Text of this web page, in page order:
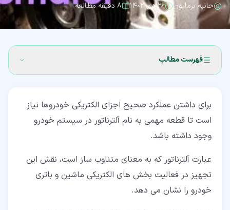
حانیه برمایون ۲۶ دی ۱۴۰۲ ۸ دقیقه مطالعه
فهرست مطالب
۲‏- تاریخچه آلترناتورها
۳‏- اجزای آلترناتور و عملکرد آن ها
۳‏-‏۲‏- تنظیم کننده یا رگولاتور (Regulator)
۳‏-‏۳‏- استاتور (Stator)
برای داشتن عملکرد صحیح اجزای الکتریکی خودروها نیاز
است تا قطعه مهمی به نام آلترناتور در سیستم خودرو
وجود داشته باشد.
عبارت آلترناتور که به معنای متناوب ساز است، نقش این
تجهیز در فعالیت بخش های الکتریکی ماشین و باتری
خودرو را نشان می دهد.